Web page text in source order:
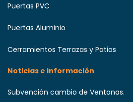
Puertas PVC
Puertas Aluminio
Cerramientos Terrazas y Patios
Noticias e información
Subvención cambio de Ventanas.